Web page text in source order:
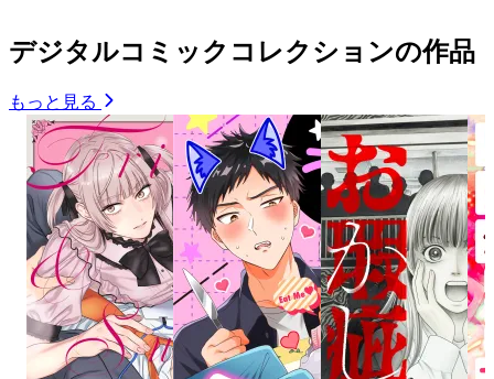
デジタルコミックコレクションの作品
もっと見る